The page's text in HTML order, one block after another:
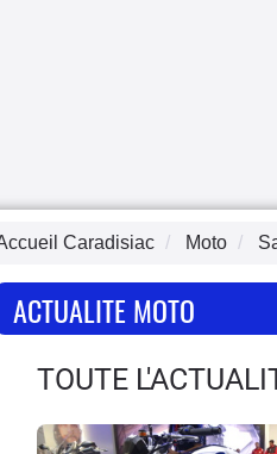
Caradisiac Moto
ACTUALITE MOTO
TOUTE